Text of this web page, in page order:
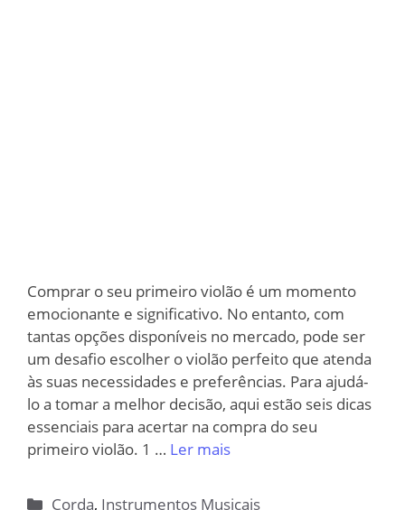
Comprar o seu primeiro violão é um momento
emocionante e significativo. No entanto, com
tantas opções disponíveis no mercado, pode ser
um desafio escolher o violão perfeito que atenda
às suas necessidades e preferências. Para ajudá-
lo a tomar a melhor decisão, aqui estão seis dicas
essenciais para acertar na compra do seu
primeiro violão. 1 … Ler mais
Categorias
Corda, Instrumentos Musicais